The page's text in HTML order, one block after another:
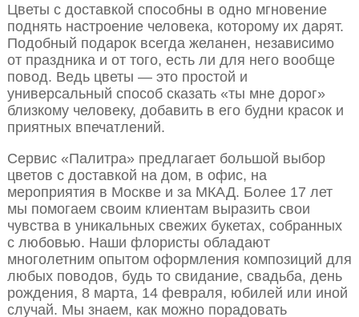
Цветы с доставкой способны в одно мгновение
поднять настроение человека, которому их дарят.
Подобный подарок всегда желанен, независимо
от праздника и от того, есть ли для него вообще
повод. Ведь цветы — это простой и
универсальный способ сказать «ты мне дорог»
близкому человеку, добавить в его будни красок и
приятных впечатлений.
Сервис «Палитра» предлагает большой выбор
цветов с доставкой на дом, в офис, на
мероприятия в Москве и за МКАД. Более 17 лет
мы помогаем своим клиентам выразить свои
чувства в уникальных свежих букетах, собранных
с любовью. Наши флористы обладают
многолетним опытом оформления композиций для
любых поводов, будь то свидание, свадьба, день
рождения, 8 марта, 14 февраля, юбилей или иной
случай. Мы знаем, как можно порадовать